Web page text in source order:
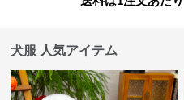
犬服 人気アイテム